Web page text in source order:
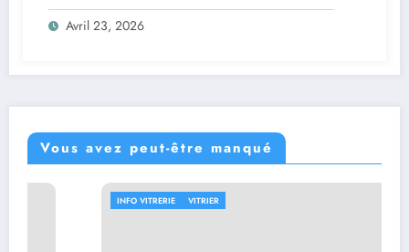
Avril 23, 2026
Vous avez peut-être manqué
VITRIER